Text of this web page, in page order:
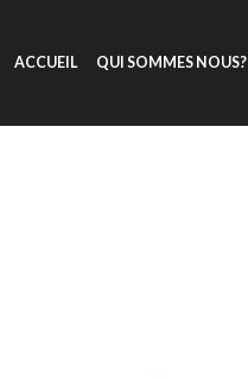
ACCUEIL QUI SOMMES NOUS?